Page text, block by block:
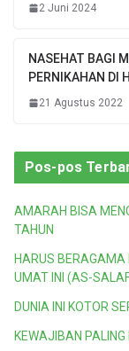
2 Juni 2024
NASEHAT BAGI
PERNIKAHAN DI
21 Agustus 2022
Pos-pos
AMARAH BISA
TAHUN
HARUS BERAGAMA
UMAT INI (AS-
DUNIA INI KOTOR
KEWAJIBAN